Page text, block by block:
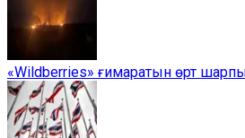
«Wildberries» ғимаратын өрт